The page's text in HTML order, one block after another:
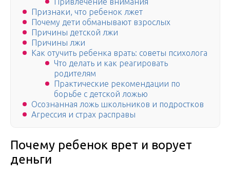
Признаки, что ребенок лжет
Почему дети обманывают взрослых
Причины детской лжи
Причины лжи
Как отучить ребенка врать: советы психолога
Что делать и как реагировать
родителям
Практические рекомендации по
борьбе с детской ложью
Осознанная ложь школьников и подростков
Агрессия и страх расправы
Почему ребенок врет и ворует
деньги